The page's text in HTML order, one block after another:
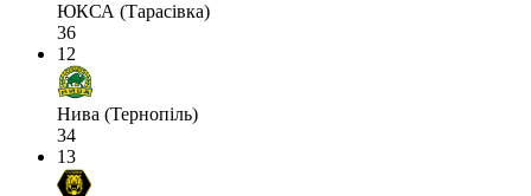
ЮКСА (Тарасівка)
36
12
Нива (Тернопіль)
34
13